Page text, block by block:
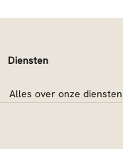
Diensten
Alles over onze diensten